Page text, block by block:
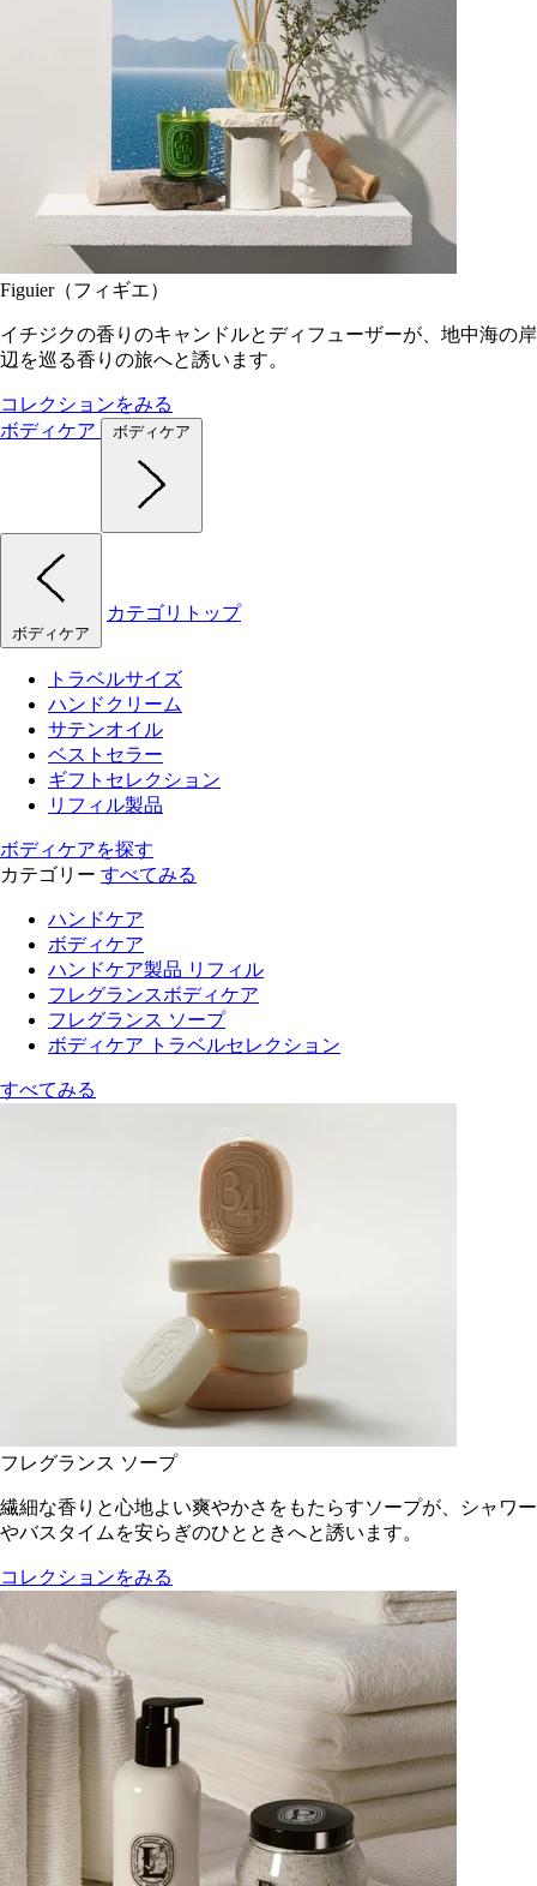
Figuier（フィギエ）
イチジクの香りのキャンドルとディフューザーが、地中海の岸
辺を巡る香りの旅へと誘います。
コレクションをみる
ボディケア
ボディケア
ボディケア
カテゴリトップ
トラベルサイズ
ハンドクリーム
サテンオイル
ベストセラー
ギフトセレクション
リフィル製品
ボディケアを探す
カテゴリー すべてみる
ハンドケア
ボディケア
ハンドケア製品 リフィル
フレグランスボディケア
フレグランス ソープ
ボディケア トラベルセレクション
すべてみる
フレグランス ソープ
繊細な香りと心地よい爽やかさをもたらすソープが、シャワー
やバスタイムを安らぎのひとときへと誘います。
コレクションをみる